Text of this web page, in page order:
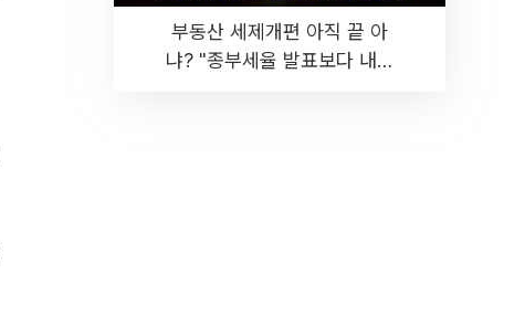
부동산 세제개편 아직 끝 아
냐? "종부세율 발표보다 내릴